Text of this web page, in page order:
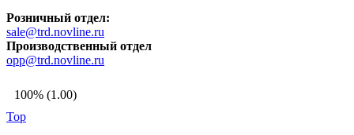
Розничный отдел:
sale@trd.novline.ru
Производственный отдел
opp@trd.novline.ru
100% (1.00)
Top